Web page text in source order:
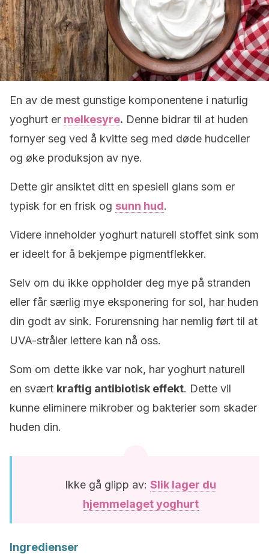
En av de mest gunstige komponentene i naturlig
yoghurt er melkesyre. Denne bidrar til at huden
fornyer seg ved å kvitte seg med døde hudceller
og øke produksjon av nye.
Dette gir ansiktet ditt en spesiell glans som er
typisk for en frisk og sunn hud.
Videre inneholder yoghurt naturell stoffet sink som
er ideelt for å bekjempe pigmentflekker.
Selv om du ikke oppholder deg mye på stranden
eller får særlig mye eksponering for sol, har huden
din godt av sink. Forurensning har nemlig ført til at
UVA-stråler lettere kan nå oss.
Som om dette ikke var nok, har yoghurt naturell
en svært kraftig antibiotisk effekt. Dette vil
kunne eliminere mikrober og bakterier som skader
huden din.
Ikke gå glipp av: Slik lager du
hjemmelaget yoghurt
Ingredienser